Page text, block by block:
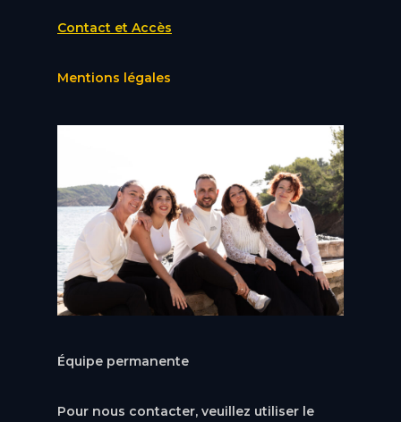
Contact et Accès
Mentions légales
Équipe permanente
Pour nous contacter, veuillez utiliser le